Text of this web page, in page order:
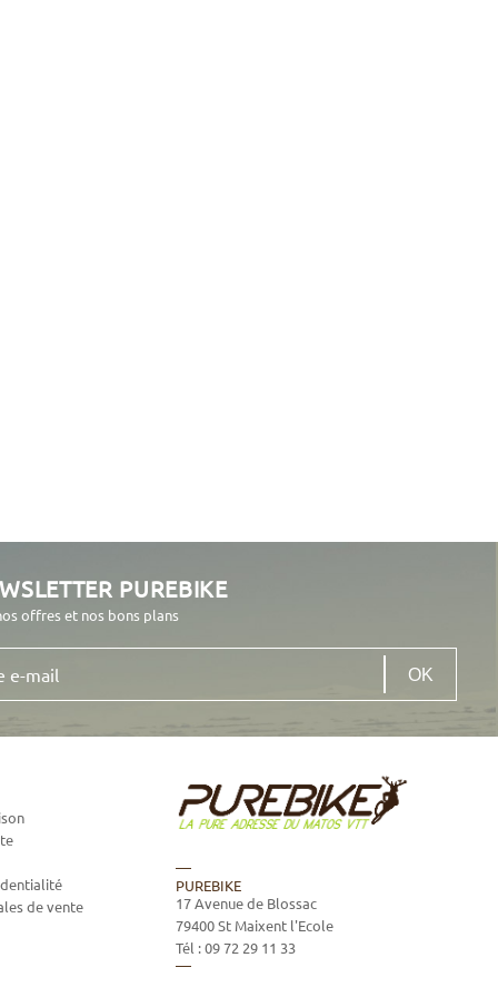
PUREBIKE
offres et nos bons plans
de vente
PUREBIKE
17 Avenue de Blossac
79400St Maixent l'Ecole
Tél :09 72 29 11 33